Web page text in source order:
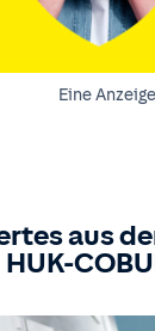
Eine
aus
HUK-